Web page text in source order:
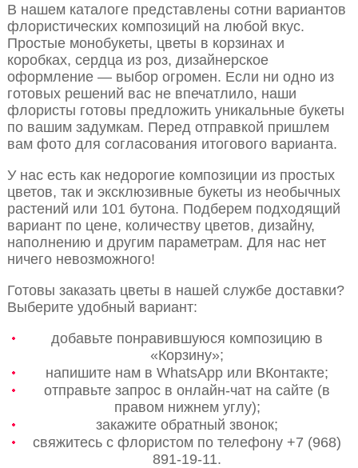
В нашем каталоге представлены сотни вариантов
флористических композиций на любой вкус.
Простые монобукеты, цветы в корзинах и
коробках, сердца из роз, дизайнерское
оформление — выбор огромен. Если ни одно из
готовых решений вас не впечатлило, наши
флористы готовы предложить уникальные букеты
по вашим задумкам. Перед отправкой пришлем
вам фото для согласования итогового варианта.
У нас есть как недорогие композиции из простых
цветов, так и эксклюзивные букеты из необычных
растений или 101 бутона. Подберем подходящий
вариант по цене, количеству цветов, дизайну,
наполнению и другим параметрам. Для нас нет
ничего невозможного!
Готовы заказать цветы в нашей службе доставки?
Выберите удобный вариант:
добавьте понравившуюся композицию в
«Корзину»;
напишите нам в WhatsApp или ВКонтакте;
отправьте запрос в онлайн-чат на сайте (в
правом нижнем углу);
закажите обратный звонок;
свяжитесь с флористом по телефону +7 (968)
891-19-11.